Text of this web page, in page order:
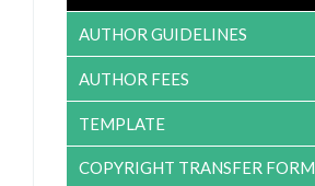
AUTHOR GUIDELINES
AUTHOR FEES
TEMPLATE
COPYRIGHT TRANSFER FORM